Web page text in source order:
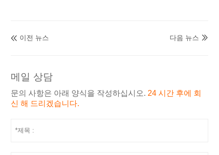
 이전 뉴스 
다음 뉴스
메일 상담
문의 사항은 아래 양식을 작성하십시오. 24 시간 후에 회
신 해 드리겠습니다.